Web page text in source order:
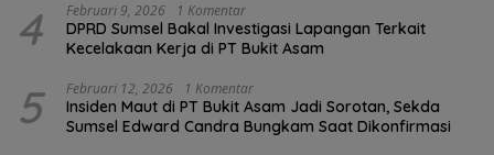
4 Februari 9, 2026 1 Komentar
DPRD Sumsel Bakal Investigasi Lapangan Terkait
Kecelakaan Kerja di PT Bukit Asam
5 Februari 12, 2026 1 Komentar
Insiden Maut di PT Bukit Asam Jadi Sorotan, Sekda
Sumsel Edward Candra Bungkam Saat Dikonfirmasi